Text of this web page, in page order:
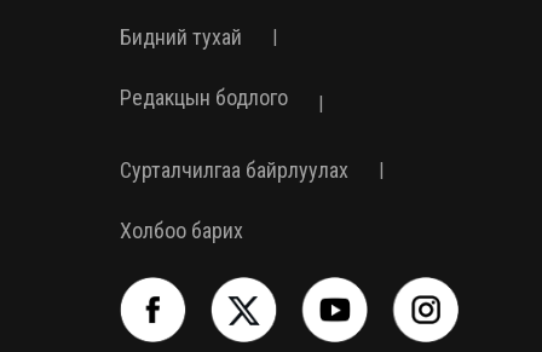
Бидний тухай
Редакцын бодлого
Сурталчилгаа байрлуулах
Холбоо барих